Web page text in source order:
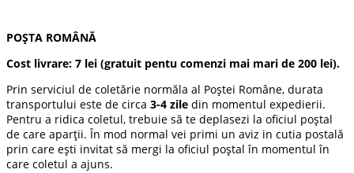
POȘTA ROMÂNĂ
Cost livrare: 7 lei (gratuit pentu comenzi mai mari de 200 lei).
Prin serviciul de coletărie normăla al Poștei Române, durata
transportului este de circa 3-4 zile din momentul expedierii.
Pentru a ridica coletul, trebuie să te deplasezi la oficiul poștal
de care aparții. În mod normal vei primi un aviz in cutia postală
prin care ești invitat să mergi la oficiul poștal în momentul în
care coletul a ajuns.